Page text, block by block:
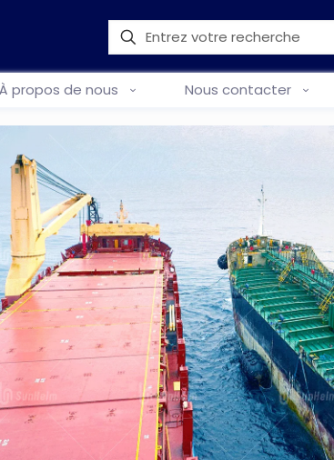
À propos de nous Nous contacter